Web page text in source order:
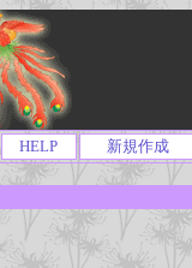
HELP 新規作成